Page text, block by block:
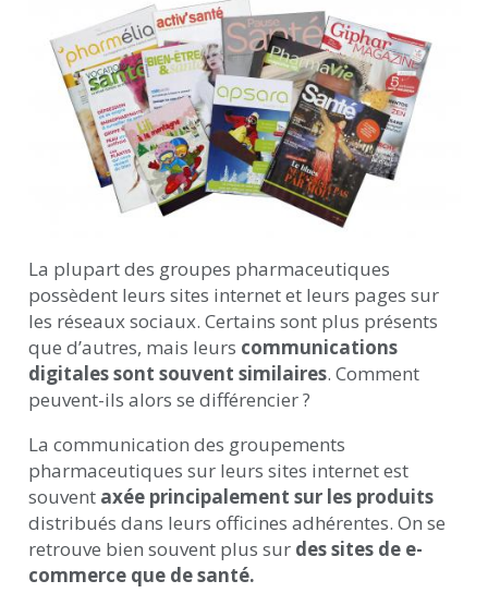
La plupart des groupes pharmaceutiques
possèdent leurs sites internet et leurs pages sur
les réseaux sociaux. Certains sont plus présents
que d’autres, mais leurs communications
digitales sont souvent similaires. Comment
peuvent-ils alors se différencier ?
La communication des groupements
pharmaceutiques sur leurs sites internet est
souvent axée principalement sur les produits
distribués dans leurs officines adhérentes. On se
retrouve bien souvent plus sur des sites de e-
commerce que de santé.